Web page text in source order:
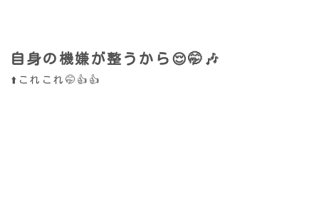
自身の機嫌が整うから😌🤭🎶
⬆️これこれ🤭👍👍